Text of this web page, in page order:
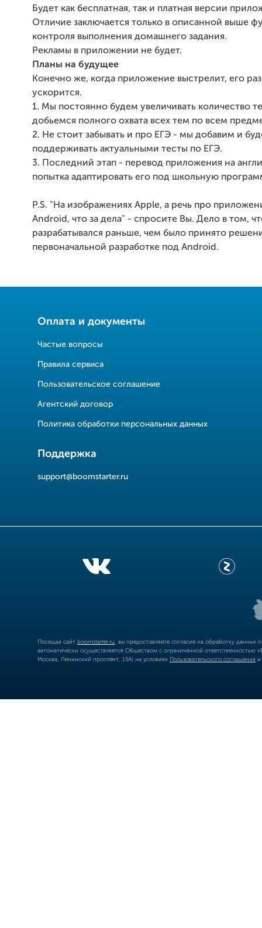
Будет как бесплатная, так и платная версии
Отличие заключается только в описанной выше
контроля выполнения домашнего задания.
Рекламы в приложении не будет.
Планы на будущее
Конечно же, когда приложение выстрелит, его
ускорится.
1. Мы постоянно будем увеличивать количество
добьемся полного охвата всех тем по всем
2. Не стоит забывать и про ЕГЭ - мы добавим и
поддерживать актуальными тесты по ЕГЭ.
3. Последний этап - перевод приложения на
попытка адаптировать его под школьную
P.S. "На изображениях Apple, а речь про
Android, что за дела" - спросите Вы. Дело в том,
разрабатывался раньше, чем было принято
первоначальной разработке под Android.
Оплата и документы
Частые вопросы
Правила сервиса
Пользовательское соглашение
Агентский договор
Политика обработки персональных данных
Поддержка
support@boomstarter.ru
Посещая сайт boomstarter.ru , вы предоставляете согласие на обработку
автоматически осуществляется Обществом с ограниченной
Москва, Ленинский проспект, 15А) на условиях Пользовательского соглашения и